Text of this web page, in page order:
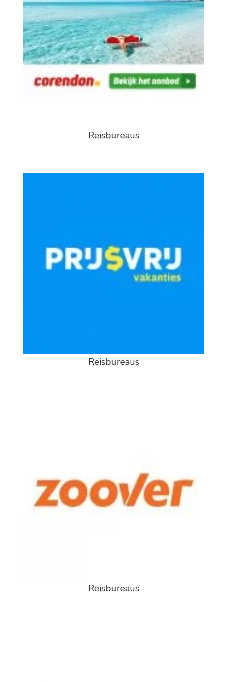
Reisbureaus
Reisbureaus
Reisbureaus